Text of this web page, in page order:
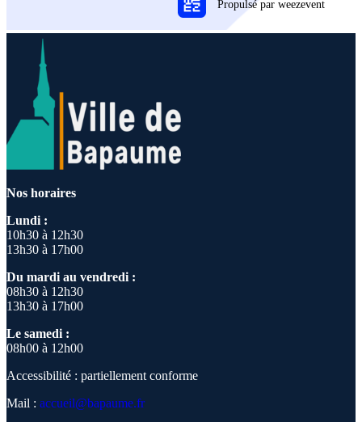
Nos horaires
Lundi :
10h30 à 12h30
13h30 à 17h00
Du mardi au vendredi :
08h30 à 12h30
13h30 à 17h00
Le samedi :
08h00 à 12h00
Accessibilité : partiellement conforme
Mail : accueil@bapaume.fr